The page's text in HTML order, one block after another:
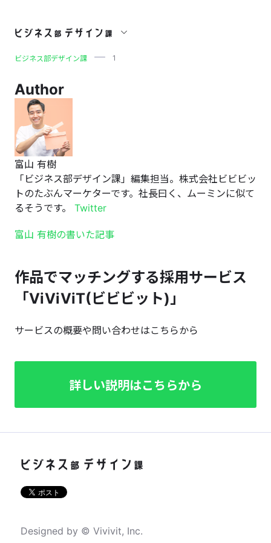
1
ビジネス部デザイン課 1
Author
富山 有樹
「ビジネス部デザイン課」編集担当。株式会社ビビビッ
トのたぶんマーケターです。社長曰く、ムーミンに似て
るそうです。 Twitter
富山 有樹の書いた記事
作品でマッチングする採用サービス
「ViViViT(ビビビット)」
サービスの概要や問い合わせはこちらから
詳しい説明はこちらから
Designed by © Vivivit, Inc.